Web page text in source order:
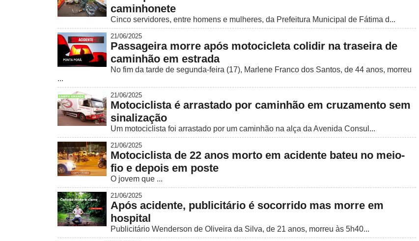
caminhonete
Cinco servidores, entre homens e mulheres, da Prefeitura Municipal de Fátima d...
21/06/2025
Passageira morre após motocicleta colidir na traseira de
caminhão em estrada
No fim da tarde de segunda-feira (17), Marlene Franco dos Santos, de 44 anos, morreu
...
21/06/2025
Motociclista é arrastado por caminhão em cruzamento sem
sinalização
Um motociclista foi arrastado por um caminhão na alça da Avenida Consul...
21/06/2025
Motociclista de 22 anos morto em acidente bateu no meio-
fio e depois em poste
O jovem que ...
21/06/2025
Após acidente, publicitário é socorrido mas morre em
hospital
Publicitário Wenderson de Oliveira da Silva, de 21 anos, morreu às 5h40...